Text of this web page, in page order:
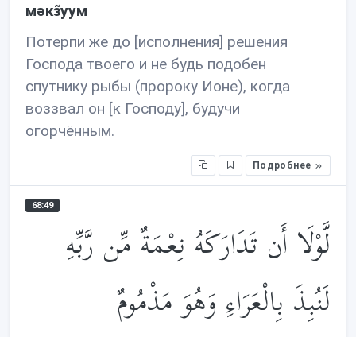
мəкз̃уум
Потерпи же до [исполнения] решения
Господа твоего и не будь подобен
спутнику рыбы (пророку Ионе), когда
воззвал он [к Господу], будучи
огорчённым.
Подробнее
68:49
لَّوْلَا أَن تَدَارَكَهُ نِعْمَةٌ مِّن رَّبِّهِ
لَنُبِذَ بِالْعَرَاءِ وَهُوَ مَذْمُومٌ